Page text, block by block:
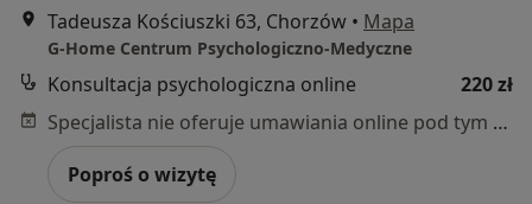
Tadeusza Kościuszki 63, Chorzów • Mapa
G-Home Centrum Psychologiczno-Medyczne
Konsultacja psychologiczna online
220 zł
Specjalista nie oferuje umawiania online pod tym adresem.
Poproś o wizytę